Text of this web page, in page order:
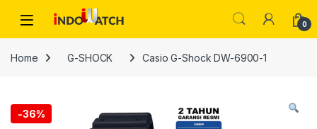
Open 0
Home G-SHOCK Casio G-Shock DW-6900-1
-36%